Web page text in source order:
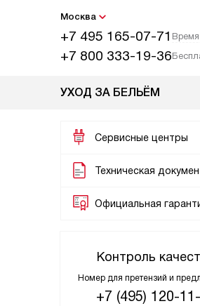
Москва
+7 495 165-07-71
+7 800 333-19-36
УХОД ЗА БЕЛЬЁМ
Сервисные центры
Техническая
Официальная
Контроль
Номер для претензий и
+7 (495) 120-